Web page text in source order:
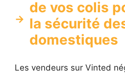
de vos colis
la sécurité
domestiques
Les vendeurs sur Vinted